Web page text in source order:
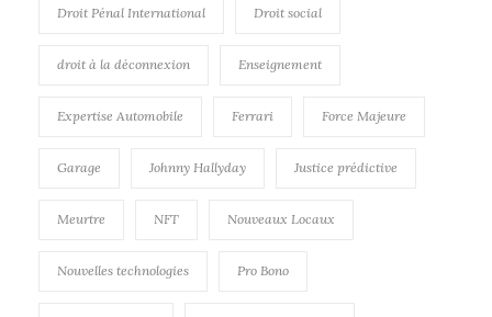
Droit Pénal International Droit social
droit à la déconnexion Enseignement
Expertise Automobile Ferrari Force Majeure
Garage Johnny Hallyday Justice prédictive
Meurtre NFT Nouveaux Locaux
Nouvelles technologies Pro Bono